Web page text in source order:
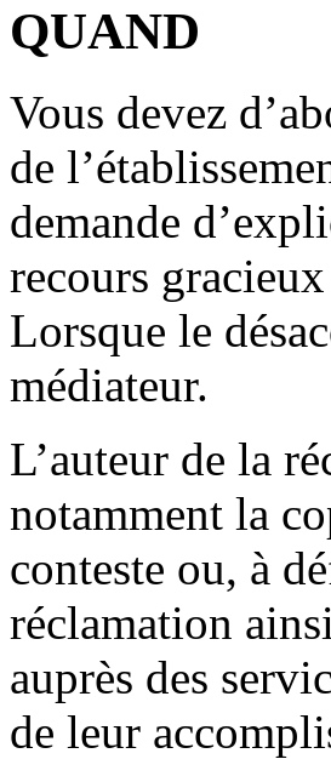
QUAND
Vous devez
de
demande
recours
Lorsque le
médiateur.
L’auteur de la
notamment la
conteste ou, à
réclamation
auprès des
de leur